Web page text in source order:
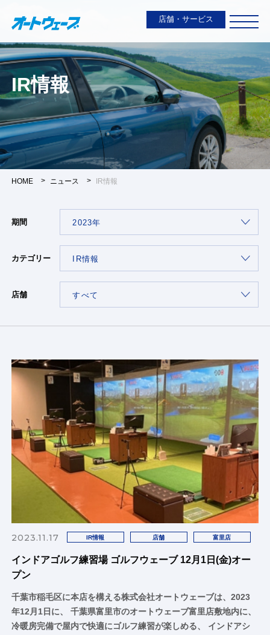
店舗・サービス
IR情報
HOME ニュース IR情報
期間
カテゴリー
店舗
2023.11.17 IR情報 店舗 富里店
インドアゴルフ練習場 ゴルフウェーブ 12月1日(金)オー
プン
千葉市稲毛区に本店を構える株式会社オートウェーブは、2023
年12月1日に、 千葉県富里市のオートウェーブ富里店敷地内に、
冷暖房完備で屋内で快適にゴルフ練習が楽しめる、 インドアシ